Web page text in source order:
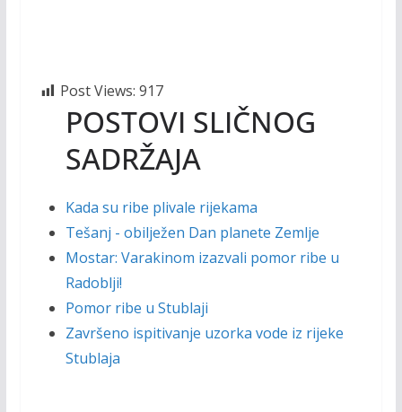
Post Views: 917
POSTOVI SLIČNOG
SADRŽAJA
Kada su ribe plivale rijekama
Tešanj - obilježen Dan planete Zemlje
Mostar: Varakinom izazvali pomor ribe u
Radoblji!
Pomor ribe u Stublaji
Završeno ispitivanje uzorka vode iz rijeke
Stublaja